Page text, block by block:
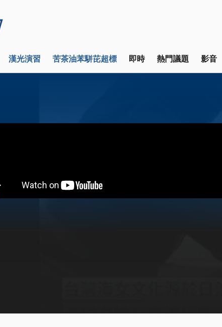
漢光演習 苦茶油苯駢芘超標 即時 熱門議題 影音